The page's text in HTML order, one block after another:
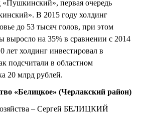
первая очередь
В 2015 году холдинг
до 53 тысяч голов, при этом
выросло на 35% в сравнении с 2014
лет холдинг инвестировал в
подсчитали в областном
20 млрд рублей.
«Белицкое» (Черлакский район)
– Сергей БЕЛИЦКИЙ